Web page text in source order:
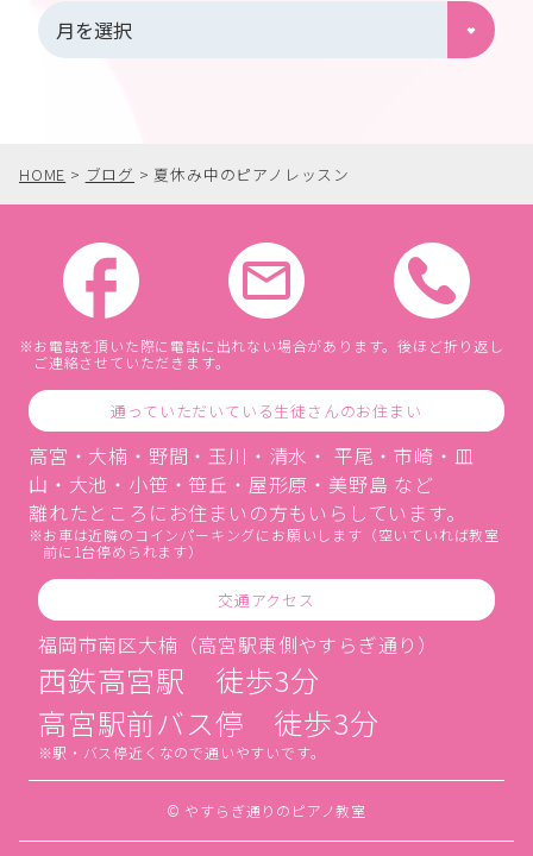
HOME > ブログ > 夏休み中のピアノレッスン
お電話を頂いた際に電話に出れない場合があります。後ほど折り返し
ご連絡させていただきます。
通っていただいている生徒さんのお住まい
高宮・大楠・野間・玉川・清水・ 平尾・市崎・皿
山・大池・小笹・笹丘・屋形原・美野島 など
離れたところにお住まいの方もいらしています。
お車は近隣のコインパーキングにお願いします（空いていれば教室
前に1台停められます）
交通アクセス
福岡市南区大楠（高宮駅東側やすらぎ通り）
西鉄高宮駅 徒歩3分
高宮駅前バス停 徒歩3分
駅・バス停近くなので通いやすいです。
© やすらぎ通りのピアノ教室